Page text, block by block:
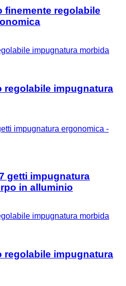
finemente regolabile
regolabile impugnatura
getti impugnatura
in alluminio
regolabile impugnatura